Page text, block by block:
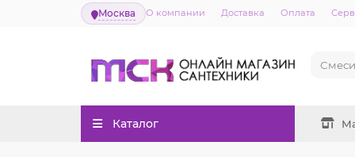
Москва О компании Доставка Оплата
Каталог